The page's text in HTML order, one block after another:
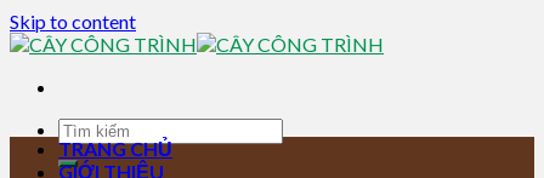
Skip to content
TRANG CHỦ
GIỚI THIỆU